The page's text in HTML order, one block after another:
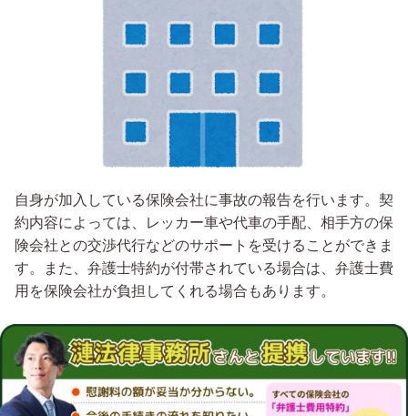
自身が加入している保険会社に事故の報告を行います。契
約内容によっては、レッカー車や代車の手配、相手方の保
険会社との交渉代行などのサポートを受けることができま
す。また、弁護士特約が付帯されている場合は、弁護士費
用を保険会社が負担してくれる場合もあります。